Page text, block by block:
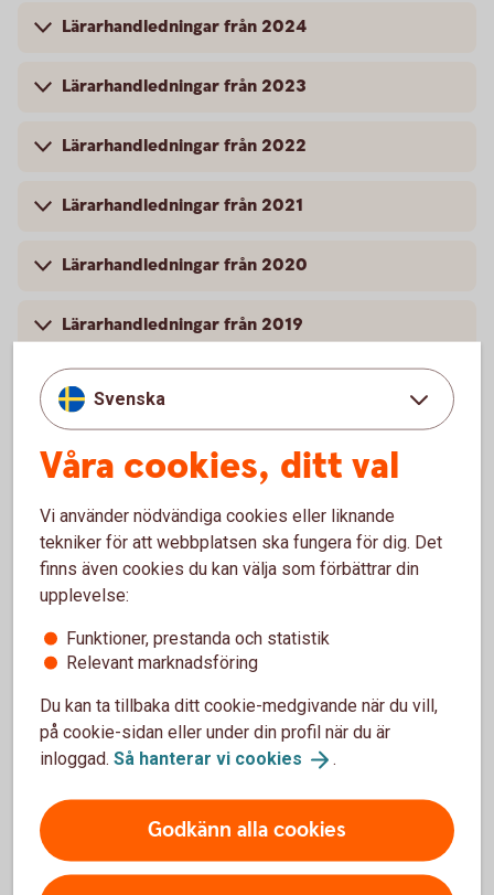
Lärarhandledningar från 2024
Lärarhandledningar från 2023
Lärarhandledningar från 2022
Lärarhandledningar från 2021
Lärarhandledningar från 2020
Lärarhandledningar från 2019
Lärarhandledningar från 2018
Lärarhandledningar från 2017
Lärarhandledningar från 2016
Lyckoslanten
Veckopengsskolan
Lärarhandledning
Så funkar det
Svenska
Våra cookies, ditt val
Vi använder nödvändiga cookies eller liknande
tekniker för att webbplatsen ska fungera för dig. Det
finns även cookies du kan välja som förbättrar din
upplevelse:
Funktioner, prestanda och statistik
Relevant marknadsföring
Du kan ta tillbaka ditt cookie-medgivande när du vill,
på cookie-sidan eller under din profil när du är
inloggad. Så hanterar vi cookies .
Godkänn alla cookies